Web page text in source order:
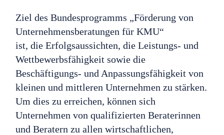
Ziel des Bundesprogramms „Förderung von
Unternehmensberatungen für KMU“
ist, die Erfolgsaussichten, die Leistungs- und
Wettbewerbsfähigkeit sowie die
Beschäftigungs- und Anpassungsfähigkeit von
kleinen und mittleren Unternehmen zu stärken.
Um dies zu erreichen, können sich
Unternehmen von qualifizierten Beraterinnen
und Beratern zu allen wirtschaftlichen,